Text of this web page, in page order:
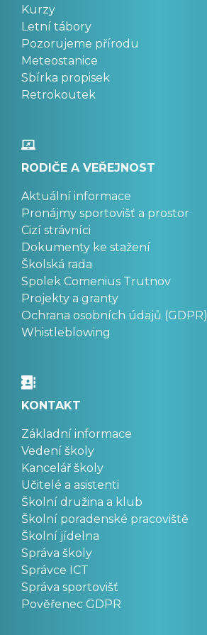
Kurzy
Letní tábory
Pozorujeme přírodu
Meteostanice
Sbírka propisek
Retrokoutek
RODIČE A VEŘEJNOST
Aktuální informace
Pronájmy sportovišť a prostor
Cizí strávníci
Dokumenty ke stažení
Školská rada
Spolek Comenius Trutnov
Projekty a granty
Ochrana osobních údajů (GDPR)
Whistleblowing
KONTAKT
Základní informace
Vedení školy
Kancelář školy
Učitelé a asistenti
Školní družina a klub
Školní poradenské pracoviště
Školní jídelna
Správa školy
Správce ICT
Správa sportovišť
Pověřenec GDPR